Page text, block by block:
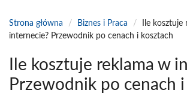
Strona główna / Biznes i Praca /
Ile
internecie? Przewodnik po cenach i kosztach
Ile kosztuje reklama w
Przewodnik po cenach